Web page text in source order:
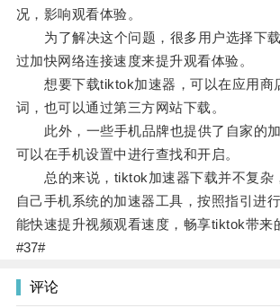
况，影响观看体验。
为了解决这个问题，很多用户选择下载
过加快网络连接速度来提升观看体验。
想要下载tiktok加速器，可以在应用商
词，也可以通过第三方网站下载。
此外，一些手机品牌也提供了自家的加
可以在手机设置中进行查找和开启。
总的来说，tiktok加速器下载并不复杂
自己手机系统的加速器工具，按照指引进
能快速提升视频观看速度，畅享tiktok带来
#37#
评论